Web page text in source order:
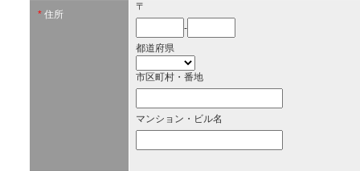
* 住所
〒
-
都道府県
市区町村・番地
マンション・ビル名